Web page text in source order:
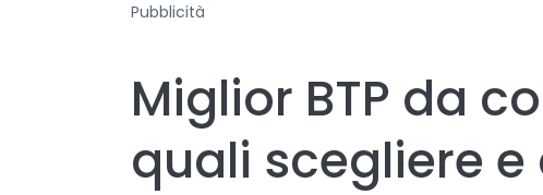
Pubblicità
Miglior BTP da
quali scegliere